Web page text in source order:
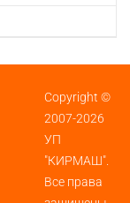
Copyright ©
2007-2026
УП
"КИРМАШ".
Все права